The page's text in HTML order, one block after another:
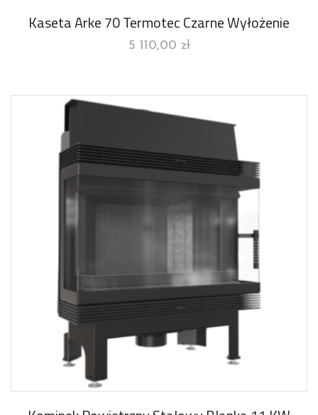
Kaseta Arke 70 Termotec Czarne Wyłożenie
5 110,00 zł